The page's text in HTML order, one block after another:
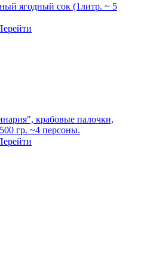
ягодный сок (1литр. ~ 5
крабовые палочки,
гр. ~4 персоны.